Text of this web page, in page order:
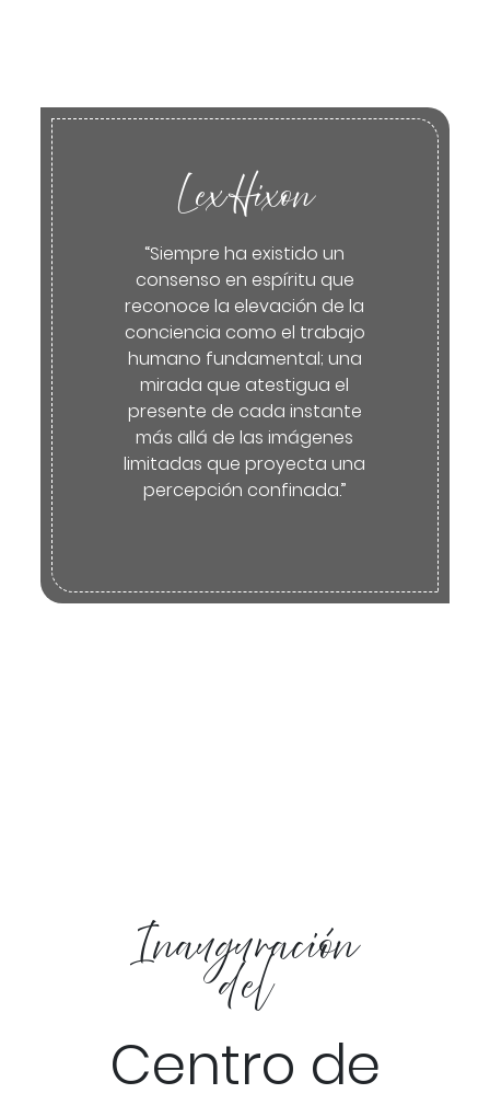
Lex Hixon
“Siempre ha existido un
consenso en espíritu que
reconoce la elevación de la
conciencia como el trabajo
humano fundamental; una
mirada que atestigua el
presente de cada instante
más allá de las imágenes
limitadas que proyecta una
percepción confinada.”
Inauguración
del
Centro de